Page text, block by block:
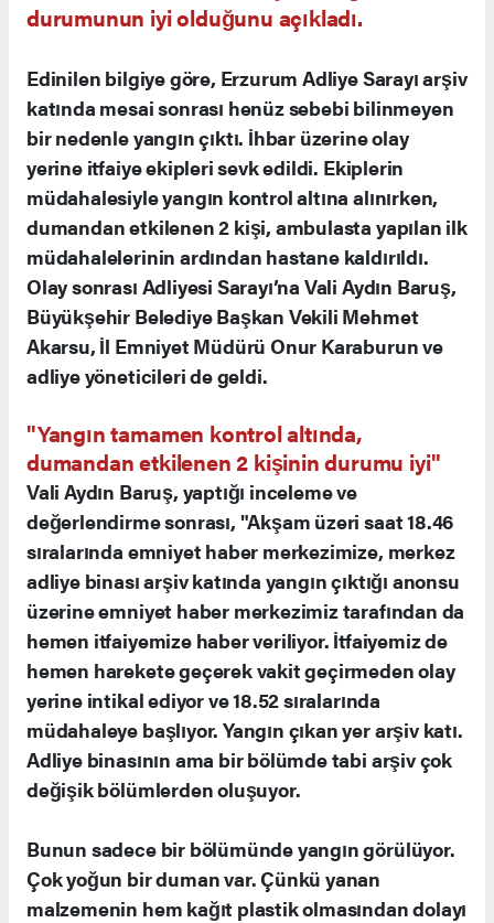
durumunun iyi olduğunu açıkladı.
Edinilen bilgiye göre, Erzurum Adliye Sarayı arşiv
katında mesai sonrası henüz sebebi bilinmeyen
bir nedenle yangın çıktı. İhbar üzerine olay
yerine itfaiye ekipleri sevk edildi. Ekiplerin
müdahalesiyle yangın kontrol altına alınırken,
dumandan etkilenen 2 kişi, ambulasta yapılan ilk
müdahalelerinin ardından hastane kaldırıldı.
Olay sonrası Adliyesi Sarayı’na Vali Aydın Baruş,
Büyükşehir Belediye Başkan Vekili Mehmet
Akarsu, İl Emniyet Müdürü Onur Karaburun ve
adliye yöneticileri de geldi.
"Yangın tamamen kontrol altında,
dumandan etkilenen 2 kişinin durumu iyi"
Vali Aydın Baruş, yaptığı inceleme ve
değerlendirme sonrası, "Akşam üzeri saat 18.46
sıralarında emniyet haber merkezimize, merkez
adliye binası arşiv katında yangın çıktığı anonsu
üzerine emniyet haber merkezimiz tarafından da
hemen itfaiyemize haber veriliyor. İtfaiyemiz de
hemen harekete geçerek vakit geçirmeden olay
yerine intikal ediyor ve 18.52 sıralarında
müdahaleye başlıyor. Yangın çıkan yer arşiv katı.
Adliye binasının ama bir bölümde tabi arşiv çok
değişik bölümlerden oluşuyor.
Bunun sadece bir bölümünde yangın görülüyor.
Çok yoğun bir duman var. Çünkü yanan
malzemenin hem kağıt plastik olmasından dolayı